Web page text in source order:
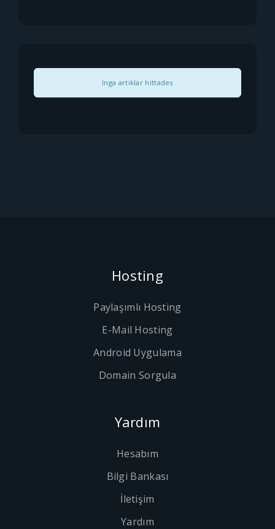
Inga artiklar hittades
Hosting
Paylaşımlı Hosting
E-Mail Hosting
Android Uygulama
Domain Sorgula
Yardım
Hesabım
Bilgi Bankası
İletişim
Yardım